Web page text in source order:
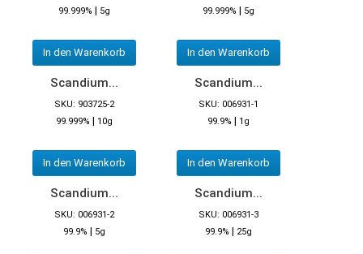
99.999% | 5g
In den Warenkorb
99.999% | 5g
In den Warenkorb
Scandium...
SKU: 903725-2
99.999% | 10g
In den Warenkorb
Scandium...
SKU: 006931-1
99.9% | 1g
In den Warenkorb
Scandium...
SKU: 006931-2
99.9% | 5g
Scandium...
SKU: 006931-3
99.9% | 25g